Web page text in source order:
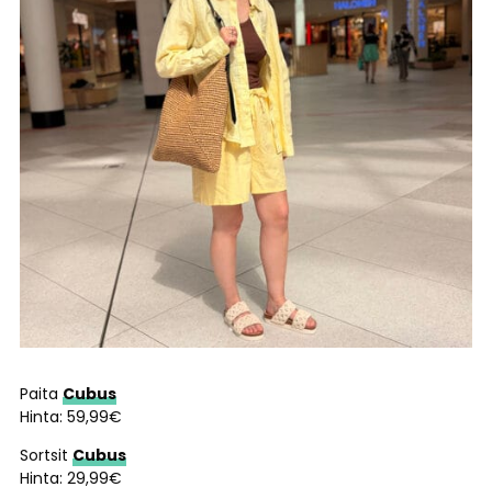
Paita Cubus
Hinta: 59,99€
Sortsit Cubus
Hinta: 29,99€